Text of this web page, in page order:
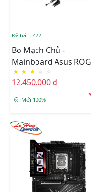
Đã bán: 422
Bo Mạch Chủ -
Mainboard Asus ROG
STRIX Z890-I GAMING
WIFI
★ ★ ★ ☆ ☆
12.450.000 đ
Mới 100%